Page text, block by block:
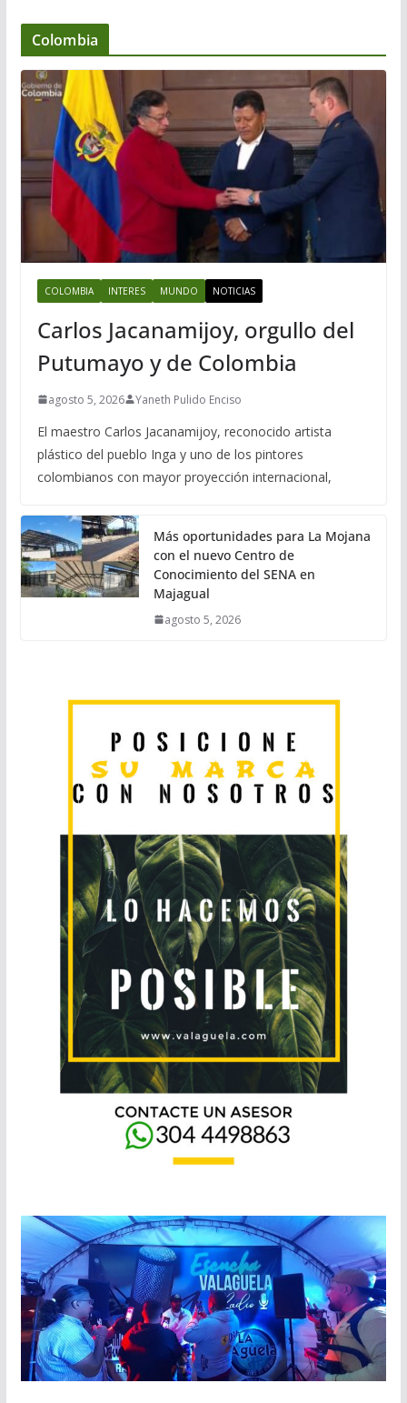
Colombia
COLOMBIA INTERES MUNDO NOTICIAS
Carlos Jacanamijoy, orgullo del
Putumayo y de Colombia
agosto 5, 2026 Yaneth Pulido Enciso
El maestro Carlos Jacanamijoy, reconocido artista
plástico del pueblo Inga y uno de los pintores
colombianos con mayor proyección internacional,
Más oportunidades para La Mojana
con el nuevo Centro de
Conocimiento del SENA en
Majagual
agosto 5, 2026